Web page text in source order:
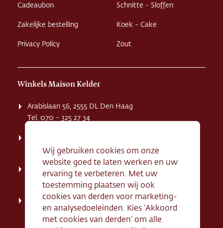
Cadeaubon
Zakelijke bestelling
Privacy Policy
Schnitte - Sloffen
Koek - Cake
Zout
Winkels Maison Kelder
Arabislaan 56, 2555 DL Den Haag
Tel. 070 - 325 27 34
Tel. 070 - 324 94 09
Kerkstraat 71, 2242 HD Wassenaar
Tel. 070 - 517 95 07
Dorpsstraat 134, 2712 AN Zoetermeer
Tel. 079 - 316 78 95
Wij gebruiken cookies om onze
website goed te laten werken en uw
ervaring te verbeteren. Met uw
toestemming plaatsen wij ook
cookies van derden voor marketing-
en analysedoeleinden. Kies ‘Akkoord
met cookies van derden’ om alle